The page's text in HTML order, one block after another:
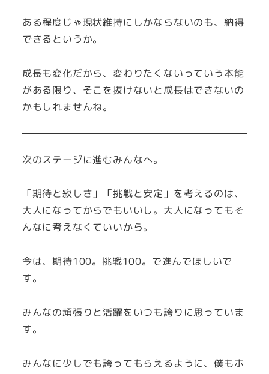
ある程度じゃ現状維持にしかならないのも、納得
できるというか。
成長も変化だから、変わりたくないっていう本能
がある限り、そこを抜けないと成長はできないの
かもしれませんね。
次のステージに進むみんなへ。
「期待と寂しさ」「挑戦と安定」を考えるのは、
大人になってからでもいいし。大人になってもそ
んなに考えなくていいから。
今は、期待100。挑戦100。で進んでほしいで
す。
みんなの頑張りと活躍をいつも誇りに思っていま
す。
みんなに少しでも誇ってもらえるように、僕もホ